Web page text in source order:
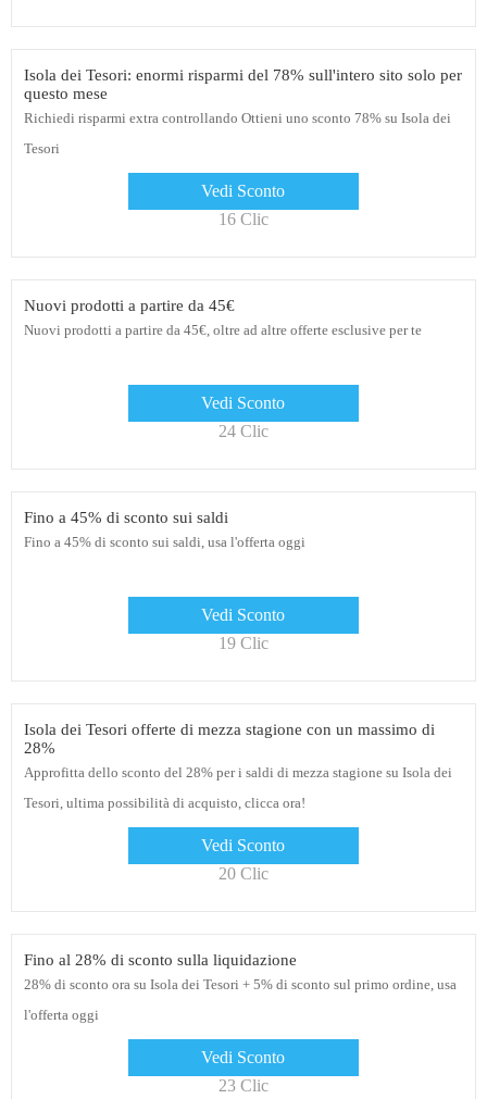
Isola dei Tesori: enormi risparmi del 78% sull'intero sito solo per
questo mese
Richiedi risparmi extra controllando Ottieni uno sconto 78% su Isola dei
Tesori
Vedi Sconto
16 Clic
Nuovi prodotti a partire da 45€
Nuovi prodotti a partire da 45€, oltre ad altre offerte esclusive per te
Vedi Sconto
24 Clic
Fino a 45% di sconto sui saldi
Fino a 45% di sconto sui saldi, usa l'offerta oggi
Vedi Sconto
19 Clic
Isola dei Tesori offerte di mezza stagione con un massimo di
28%
Approfitta dello sconto del 28% per i saldi di mezza stagione su Isola dei
Tesori, ultima possibilità di acquisto, clicca ora!
Vedi Sconto
20 Clic
Fino al 28% di sconto sulla liquidazione
28% di sconto ora su Isola dei Tesori + 5% di sconto sul primo ordine, usa
l'offerta oggi
Vedi Sconto
23 Clic